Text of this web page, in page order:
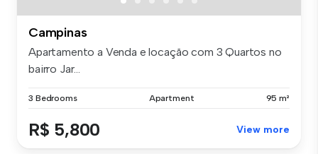
Campinas
Apartamento a Venda e locação com 3 Quartos no
bairro Jar...
3 Bedrooms Apartment 95 m²
R$ 5,800 View more